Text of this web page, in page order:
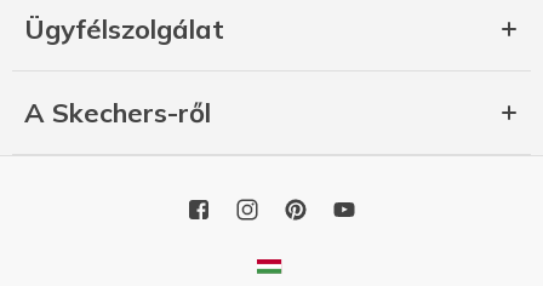
Ügyfélszolgálat
A Skechers-ről